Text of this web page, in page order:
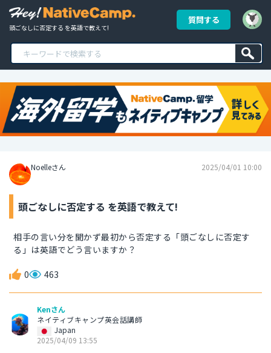
頭ごなしに否定する を英語で教えて!
質問する
Noelleさん 2025/04/01 10:00
頭ごなしに否定する を英語で教えて!
相手の言い分を聞かず最初から否定する「頭ごなしに否定す
る」は英語でどう言いますか？
0 463
Kenさん
ネイティブキャンプ英会話講師
Japan
2025/04/09 13:55